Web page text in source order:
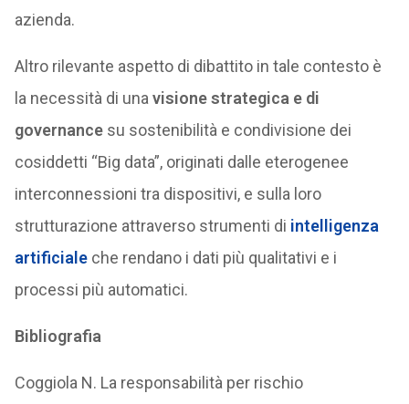
azienda.
Altro rilevante aspetto di dibattito in tale contesto è
la necessità di una visione strategica e di
governancesu sostenibilità e condivisione dei
cosiddetti “Big data”, originati dalle eterogenee
interconnessioni tra dispositivi, e sulla loro
strutturazione attraverso strumenti di intelligenza
artificialeche rendano i dati più qualitativi e i
processi più automatici.
Bibliografia
Coggiola N. La responsabilità per rischio